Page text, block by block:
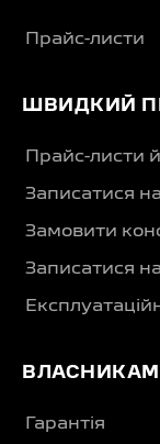
Прайс-листи
ШВИДКИЙ
Прайс-листи
Записатися
Замовити
Записатися
ВЛАСНИКАМ
Гарантія